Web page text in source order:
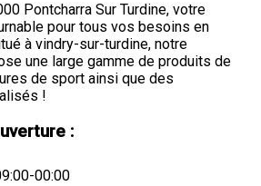
Pontcharra Sur Turdine, votre
pour tous vos besoins en
à vindry-sur-turdine, notre
une large gamme de produits de
de sport ainsi que des
!
:
00:00